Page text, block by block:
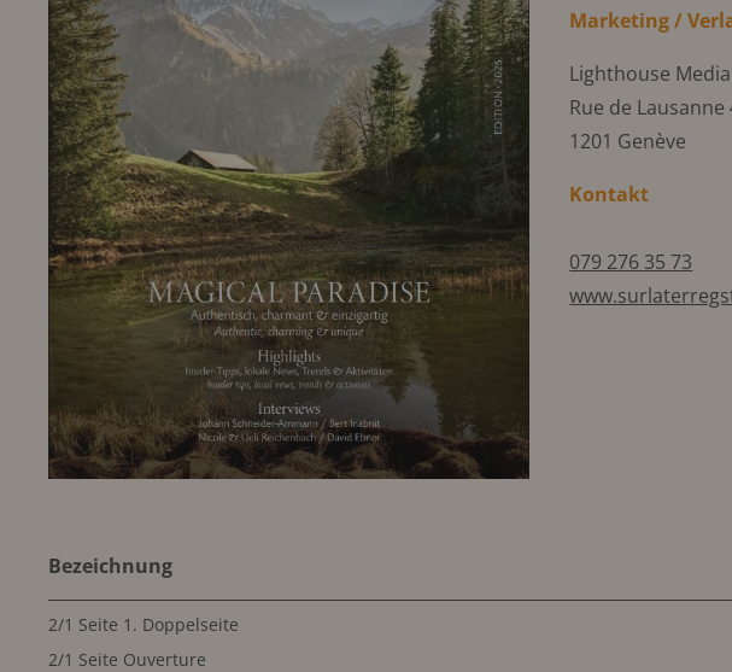
Marketing /
Lighthouse Media
Rue de Lausanne
1201 Genève
Kontakt
079 276 35 73
Bezeichnung
2/1 Seite 1. Doppelseite
2/1 Seite Ouverture